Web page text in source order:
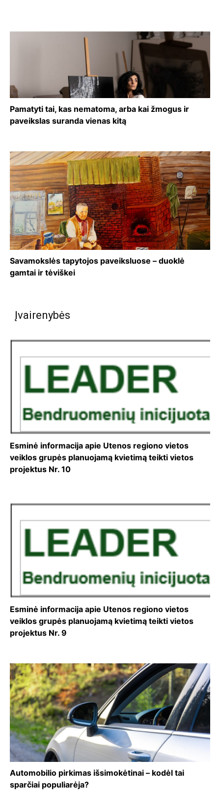
Pamatyti tai, kas nematoma, arba kai žmogus ir
paveikslas suranda vienas kitą
Savamokslės tapytojos paveiksluose – duoklė
gamtai ir tėviškei
Įvairenybės
Esminė informacija apie Utenos regiono vietos
veiklos grupės planuojamą kvietimą teikti vietos
projektus Nr. 10
Esminė informacija apie Utenos regiono vietos
veiklos grupės planuojamą kvietimą teikti vietos
projektus Nr. 9
Automobilio pirkimas išsimokėtinai – kodėl tai
sparčiai populiarėja?